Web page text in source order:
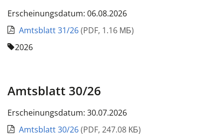
Erscheinungsdatum: 06.08.2026
Amtsblatt 31/26(PDF, 1.16 МБ)
2026
Amtsblatt 30/26
Erscheinungsdatum: 30.07.2026
Amtsblatt 30/26(PDF, 247.08 КБ)